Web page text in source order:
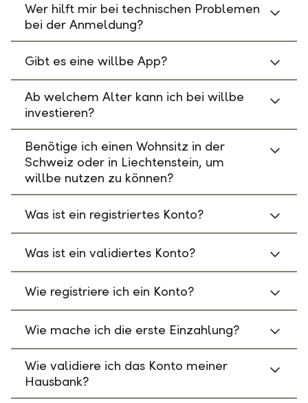
Wer hilft mir bei technischen Problemen
bei der Anmeldung?
Gibt es eine willbe App?
Ab welchem Alter kann ich bei willbe
investieren?
Benötige ich einen Wohnsitz in der
Schweiz oder in Liechtenstein, um
willbe nutzen zu können?
Was ist ein registriertes Konto?
Was ist ein validiertes Konto?
Wie registriere ich ein Konto?
Wie mache ich die erste Einzahlung?
Wie validiere ich das Konto meiner
Hausbank?